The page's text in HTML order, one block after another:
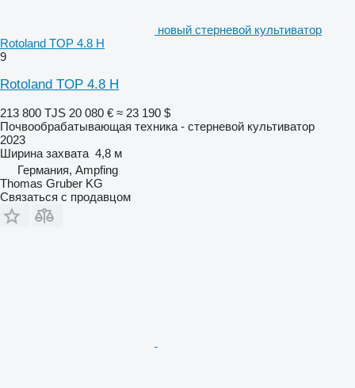
новый стерневой культиватор
Rotoland TOP 4.8 H
9
Rotoland TOP 4.8 H
213 800 TJS 20 080 € ≈ 23 190 $
Почвообрабатывающая техника - стерневой культиватор
2023
Ширина захвата 4,8 м
Германия, Ampfing
Thomas Gruber KG
Связаться с продавцом